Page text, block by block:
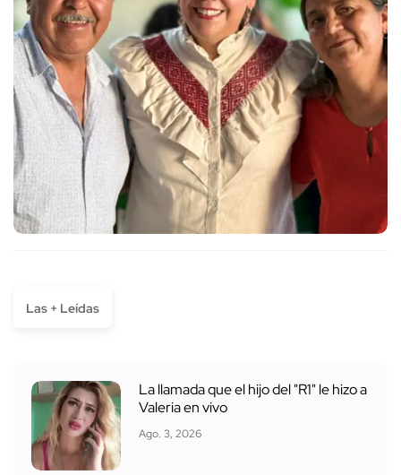
Las + Leídas
La llamada que el hijo del "R1" le hizo a
Valeria en vivo
Ago. 3, 2026